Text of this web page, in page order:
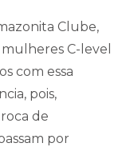
Clube,
C-level
com essa
pois,
de
por